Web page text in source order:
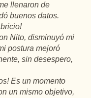
llenaron de
buenos datos.
Nito, disminuyó mi
postura mejoró
sin desespero,
Es un momento
un mismo objetivo,